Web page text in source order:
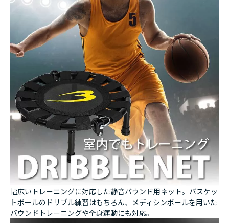
幅広いトレーニングに対応した静音バウンド用ネット。バスケッ
トボールのドリブル練習はもちろん、メディシンボールを用いた
バウンドトレーニングや全身運動にも対応。